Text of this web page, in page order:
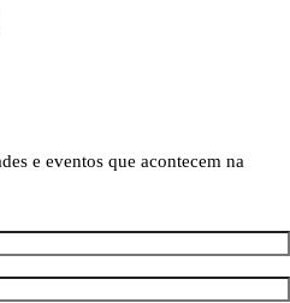
e eventos que acontecem na